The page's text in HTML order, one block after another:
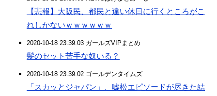
【悲報】大阪民、都民と違い休日に行くところがこ
れしかないｗｗｗｗｗｗ
2020-10-18 23:39:03 ガールズVIPまとめ
髪のセット苦手な奴いる？
2020-10-18 23:39:02 ゴールデンタイムズ
「スカッとジャパン」、嘘松エピソードが尽きた結